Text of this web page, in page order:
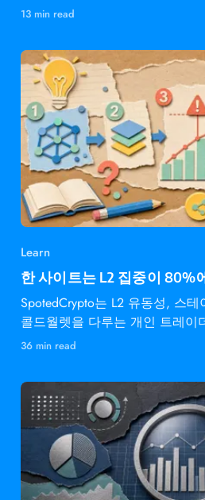
13 min read
Learn
한 사이트는 L2 집중이 80%
SpotedCrypto는 L2 유동성, 스
콜드월렛을 다루는 개인 트레이
다.
36 min read